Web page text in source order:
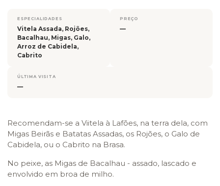
ESPECIALIDADES
Vitela Assada, Rojões,
Bacalhau, Migas, Galo,
Arroz de Cabidela,
Cabrito
PREÇO
—
ÚLTIMA VISITA
—
Recomendam-se a Viitela à Lafões, na terra dela, com
Migas Beirãs e Batatas Assadas, os Rojões, o Galo de
Cabidela, ou o Cabrito na Brasa.
No peixe, as Migas de Bacalhau - assado, lascado e
envolvido em broa de milho.